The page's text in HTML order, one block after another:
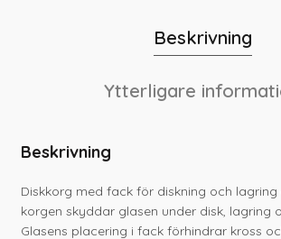
Beskrivning
Ytterligare
Beskrivning
Diskkorg med fack för diskning och lagring
korgen skyddar glasen under disk, lagring
Glasens placering i fack förhindrar kross